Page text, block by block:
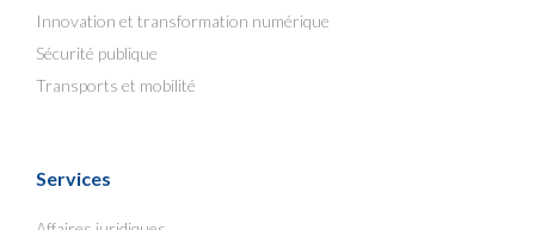
Innovation et transformation numérique
Sécurité publique
Transports et mobilité
Services